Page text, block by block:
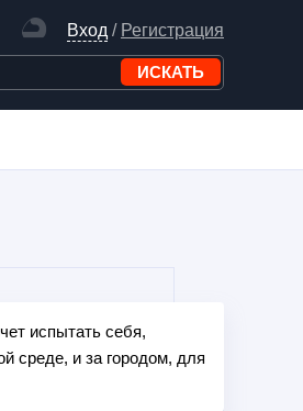
Вход / Регистрация
испытать себя,
среде, и за городом, для
активного